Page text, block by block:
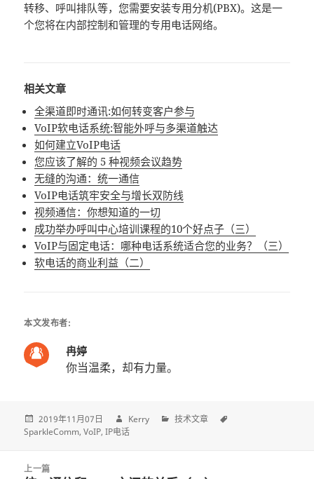
转移、呼叫排队等，您需要安装专用分机(PBX)。这是一
个您将在内部控制和管理的专用电话网络。
相关文章
全渠道即时通讯:如何转变客户参与
VoIP软电话系统:智能外呼与多渠道触达
如何建立VoIP电话
您应该了解的 5 种视频会议趋势
无缝的沟通：统一通信
VoIP电话筑牢安全与增长双防线
视频通信：你想知道的一切
成功举办呼叫中心培训课程的10个好点子（三）
VoIP与固定电话：哪种电话系统适合您的业务？（三）
软电话的商业利益（二）
本文发布者:
冉婷
你当温柔，却有力量。
2019年11月07日 Kerry
技术文章
SparkleComm VoIP IP电话
上一篇